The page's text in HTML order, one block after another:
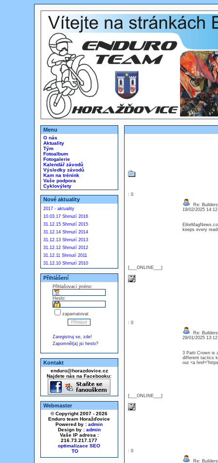
Menu
O nás
Aktuality
Tým
Fotoalbum
Fotogalerie
Kalendář závodů
Výsledky závodů
Kam na trénink
Vaše podpora
Cyklovýlety
Nové aktuality
2017 - aktuality
10.03.17 Shrnutí 2016
31.12.15 Shrnutí 2015
31.12.14 Shrnutí 2014
31.12.13 Shrnutí 2013
31.12.12 Shrnutí 2012
31.12.11 Shrnutí 2011
31.12.10 Shrnutí 2010
Přihlášení
Přihlašovací jméno:
Heslo:
zapamatovat
Zaregistruj se, zde!
Zapomněl(a) jsi heslo?
Kontakt
enduro@horazdovice.cz
Najdete nás na Facebooku:
Webmaster
© Copyright 2007 - 2026
Enduro team Horažďovice
Powered by : admin
Design by : admin
Vaše IP adresa :
216.73.217.177
optimalizace SEO
: 0
{___ONLINE___}
Re:
19/02/2025
keeps every
: 0
{___ONLINE___}
Re:
29/01/2025
3 Patti Crown is
different tactics
out <a
: 0
Re: